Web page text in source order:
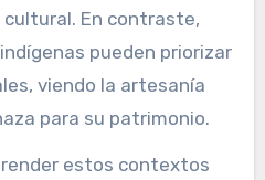
En contraste,
pueden priorizar
viendo la artesanía
para su patrimonio.
estos contextos